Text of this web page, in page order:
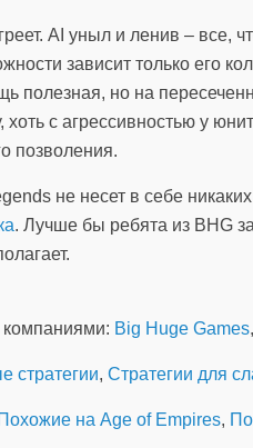
AI уныл и ленив – все,
зависит только его
полезная, но на
с агрессивностью у
позволения.
не несет в себе
. Лучше бы ребята из BHG
Big Huge Games,
стратегии, Стратегии для
Похожие на Age of Empires,